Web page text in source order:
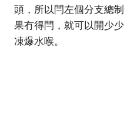
頭，所以閂左個分支總
果冇得閂，就可以開少
凍爆水喉。